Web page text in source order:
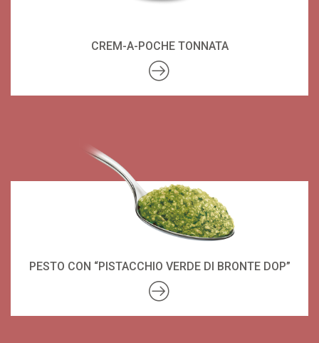
CREM-A-POCHE TONNATA
PESTO CON “PISTACCHIO VERDE DI BRONTE DOP”